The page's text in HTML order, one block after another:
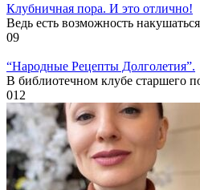
Клубничная пора. И это отлично!
Ведь есть возможность
09
“Народные Рецепты Долголетия”.
В библиотечном клубе старшего
012